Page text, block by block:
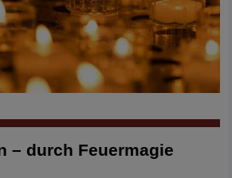
– durch Feuermagie